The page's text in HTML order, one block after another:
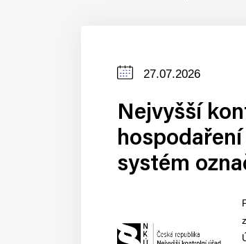
Datum
27.07.2026
Nejvyšší
systém